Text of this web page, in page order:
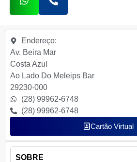
Endereço:
Av. Beira Mar
Costa Azul
Ao Lado Do Meleips Bar
29230-000
(28) 99962-6748
(28) 99962-6748
Cartão Virtual
SOBRE